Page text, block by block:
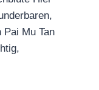
Pai Mu Tan